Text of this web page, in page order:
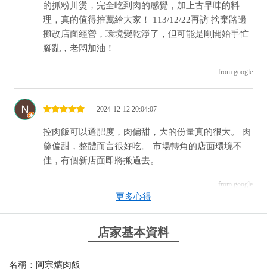
的抓粉川燙，完全吃到肉的感覺，加上古早味的料
理，真的值得推薦給大家！ 113/12/22再訪 捨棄路邊
攤改店面經營，環境變乾淨了，但可能是剛開始手忙
腳亂，老闆加油！
from google
2024-12-12 20:04:07
控肉飯可以選肥度，肉偏甜，大的份量真的很大。 肉
羹偏甜，整體而言很好吃。 市場轉角的店面環境不
佳，有個新店面即將搬過去。
from google
大碗的真的可以吃很飽，爌肉肥瘦相間，扒著飯菜一
起吃真d爽，是一家如果住附近一定會常來買的店。
更多心得
店家基本資料
名稱：阿宗爌肉飯